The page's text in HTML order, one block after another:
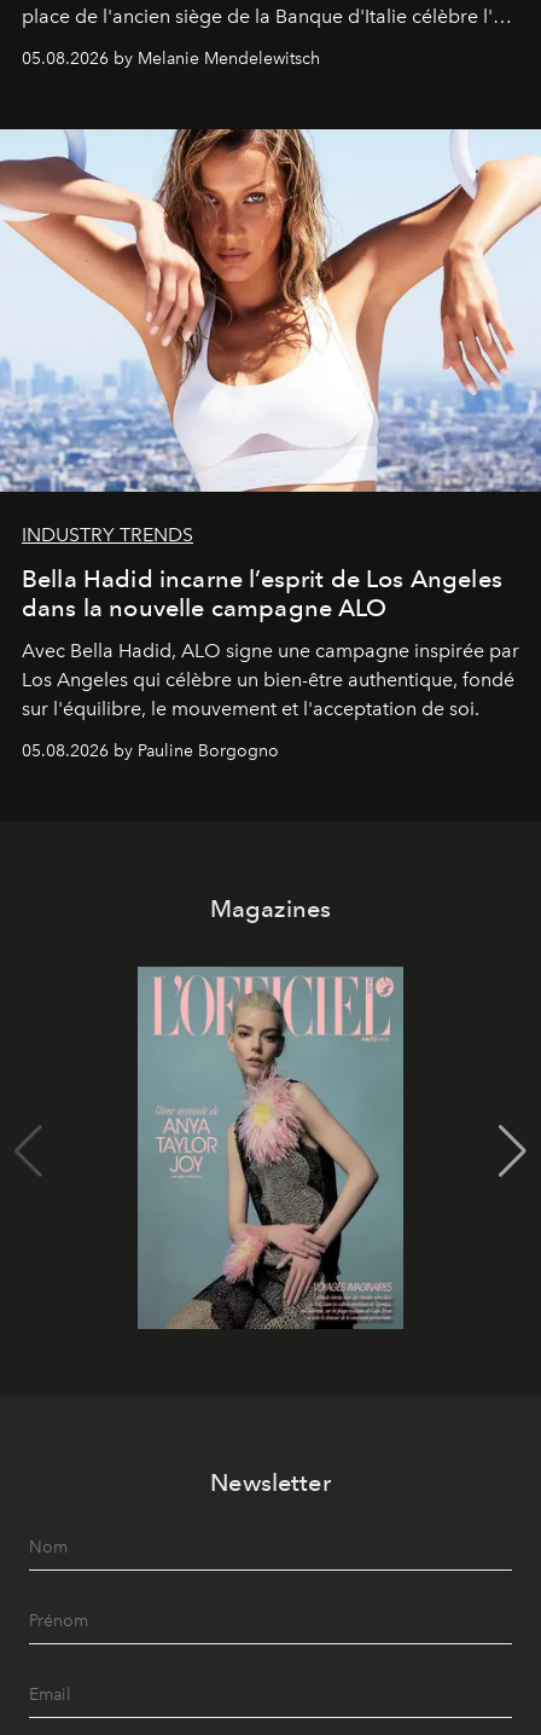
place de l'ancien siège de la Banque d'Italie célèbre l'art
de vivre Romain dans toute son élégance intemporelle.
05.08.2026 by Melanie Mendelewitsch
INDUSTRY TRENDS
Bella Hadid incarne l’esprit de Los Angeles
dans la nouvelle campagne ALO
Avec Bella Hadid, ALO signe une campagne inspirée par
Los Angeles qui célèbre un bien-être authentique, fondé
sur l'équilibre, le mouvement et l'acceptation de soi.
05.08.2026 by Pauline Borgogno
Magazines
Newsletter